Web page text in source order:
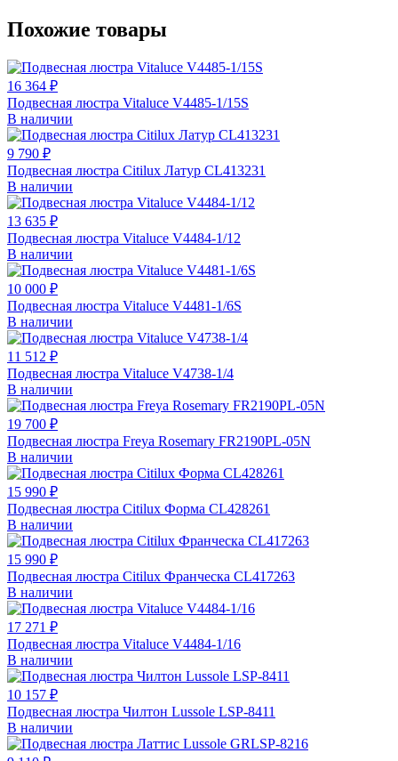
Похожие товары
16 364 ₽
Подвесная люстра Vitaluce V4485-1/15S
В наличии
9 790 ₽
Подвесная люстра Citilux Латур CL413231
В наличии
13 635 ₽
Подвесная люстра Vitaluce V4484-1/12
В наличии
10 000 ₽
Подвесная люстра Vitaluce V4481-1/6S
В наличии
11 512 ₽
Подвесная люстра Vitaluce V4738-1/4
В наличии
19 700 ₽
Подвесная люстра Freya Rosemary FR2190PL-05N
В наличии
15 990 ₽
Подвесная люстра Citilux Форма CL428261
В наличии
15 990 ₽
Подвесная люстра Citilux Франческа CL417263
В наличии
17 271 ₽
Подвесная люстра Vitaluce V4484-1/16
В наличии
10 157 ₽
Подвесная люстра Чилтон Lussole LSP-8411
В наличии